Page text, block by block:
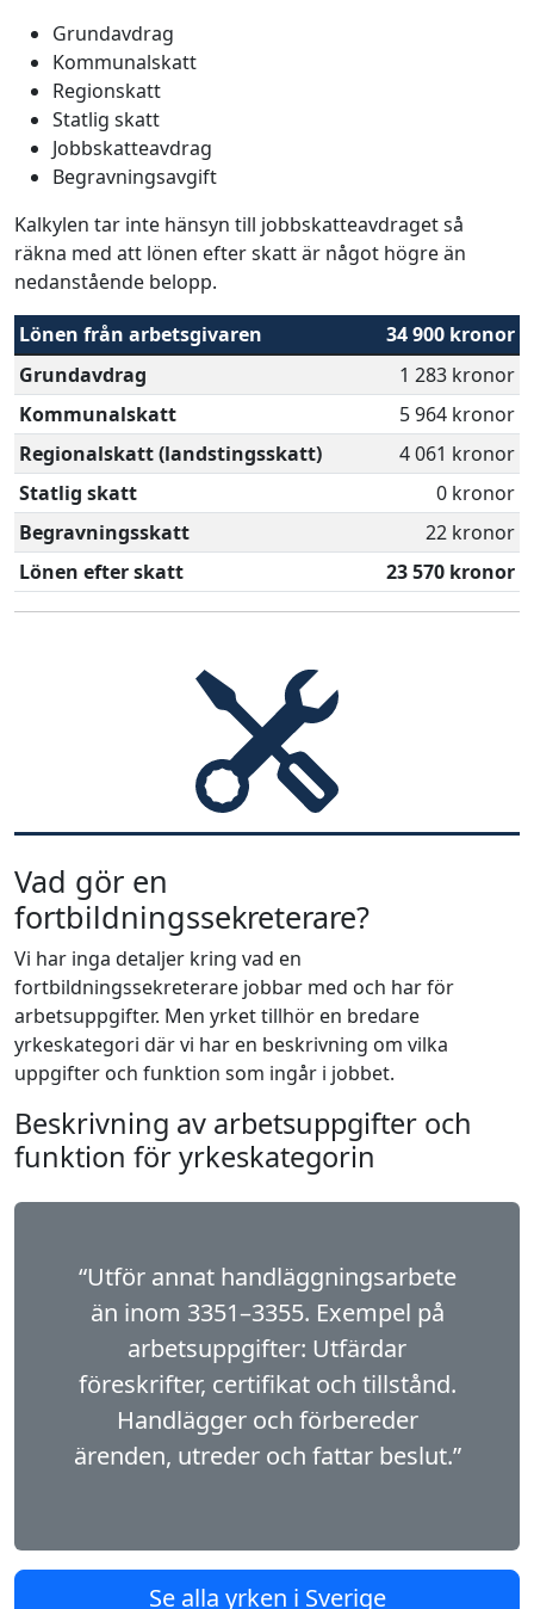
Grundavdrag
Kommunalskatt
Regionskatt
Statlig skatt
Jobbskatteavdrag
Begravningsavgift
Kalkylen tar inte hänsyn till jobbskatteavdraget så
räkna med att lönen efter skatt är något högre än
nedanstående belopp.
Lönen från arbetsgivaren
34 900 kronor
Grundavdrag
1 283 kronor
Kommunalskatt
5 964 kronor
Regionalskatt (landstingsskatt)
4 061 kronor
Statlig skatt
0 kronor
Begravningsskatt
22 kronor
Lönen efter skatt
23 570 kronor
Vad gör en
fortbildningssekreterare?
Vi har inga detaljer kring vad en
fortbildningssekreterare jobbar med och har för
arbetsuppgifter. Men yrket tillhör en bredare
yrkeskategori där vi har en beskrivning om vilka
uppgifter och funktion som ingår i jobbet.
Beskrivning av arbetsuppgifter och
funktion för yrkeskategorin
“Utför annat handläggningsarbete
än inom 3351–3355. Exempel på
arbetsuppgifter: Utfärdar
föreskrifter, certifikat och tillstånd.
Handlägger och förbereder
ärenden, utreder och fattar beslut.”
Se alla yrken i Sverige